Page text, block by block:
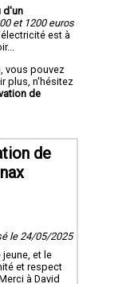
d'un
et 1200 euros
est à
vous pouvez
plus, n'hésitez
de
de
le 24/05/2025
et le
et respect
à David